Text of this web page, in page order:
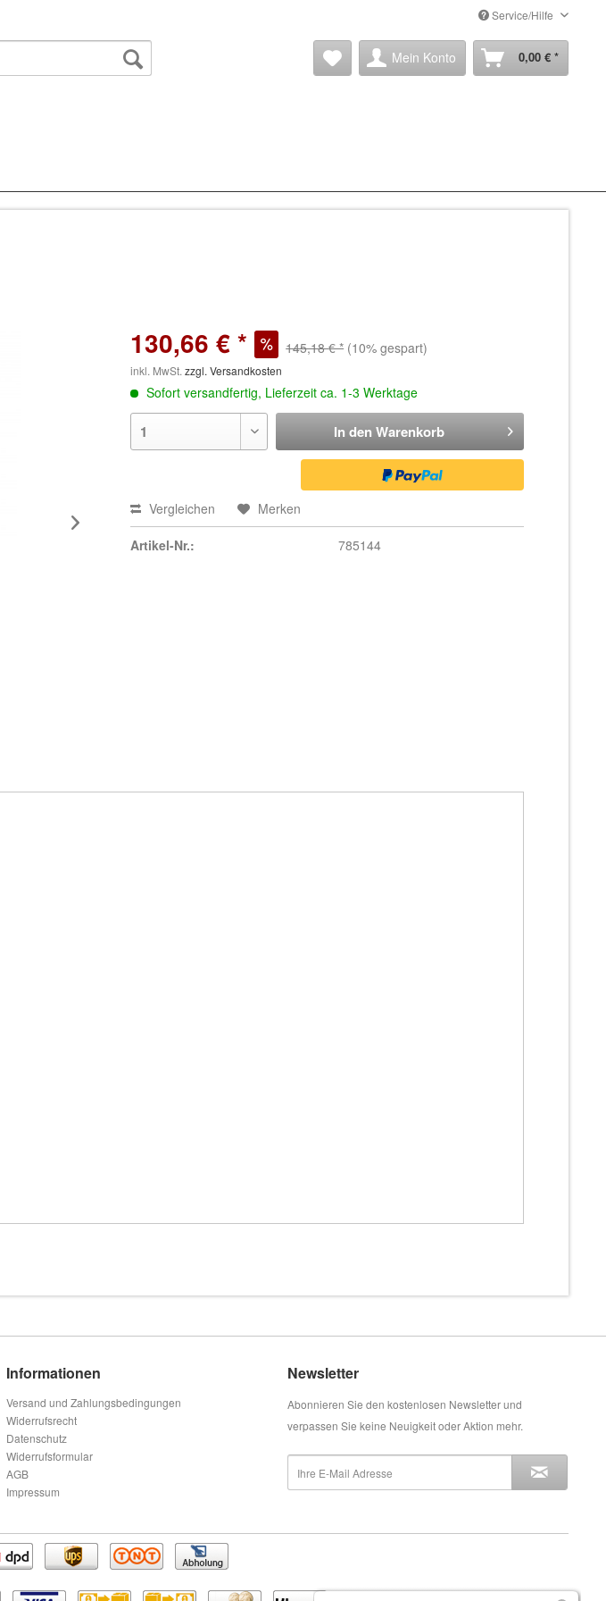
Service/Hilfe
Mein Konto 0,00 € *
130,66 € * 145,18 € * (10% gespart)
inkl. MwSt.zzgl. Versandkosten
Sofort versandfertig, Lieferzeit ca. 1-3 Werktage
In den Warenkorb
Vergleichen Merken
Artikel-Nr.: 785144
Informationen
Versand und Zahlungsbedingungen
Widerrufsrecht
Datenschutz
Widerrufsformular
AGB
Impressum
Newsletter
Abonnieren Sie den kostenlosen Newsletter und
verpassen Sie keine Neuigkeit oder Aktion mehr.